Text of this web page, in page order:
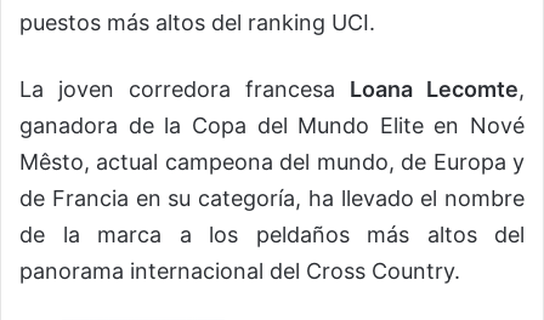
puestos más altos del ranking UCI.
La joven corredora francesa Loana Lecomte,
ganadora de la Copa del Mundo Elite en Nové
Mêsto, actual campeona del mundo, de Europa y
de Francia en su categoría, ha llevado el nombre
de la marca a los peldaños más altos del
panorama internacional del Cross Country.